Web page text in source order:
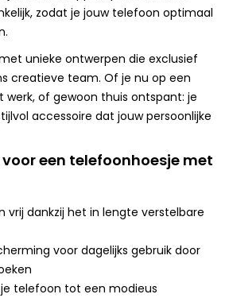
zodat je jouw telefoon optimaal
unieke ontwerpen die exclusief
creatieve team. Of je nu op een
werk, of gewoon thuis ontspant: je
accessoire dat jouw persoonlijke
een telefoonhoesje met
vrij dankzij het in lengte verstelbare
voor dagelijks gebruik door
telefoon tot een modieus